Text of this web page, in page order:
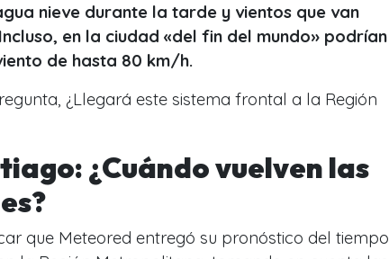
nieve durante la tarde y vientos que van
en la ciudad «del fin del mundo» podrían
de hasta 80 km/h.
¿Llegará este sistema frontal a la Región
¿Cuándo vuelven las
que Meteored entregó su pronóstico del tiempo